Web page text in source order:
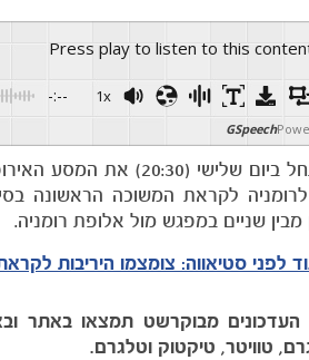
Press play to listen to this
-:-- 1x
GSpeech
מכבי תחל ביום
לקראת המשוכה הראשונה
מבין שניים במפגש מול אלופת רומניה.
לפני סטיאווה: צומצמו היריבות
מבוקרשט תמצאו באתר
טוויטר, טיקטוק וטלגרם.